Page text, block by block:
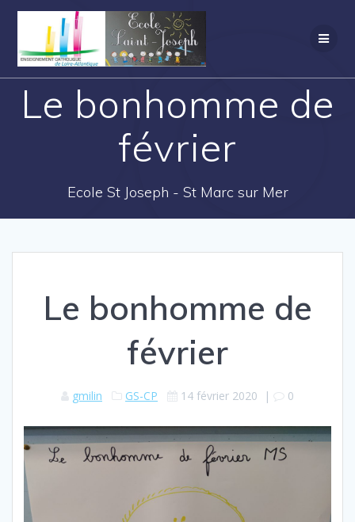
Le bonhomme de
février
Ecole St Joseph - St Marc sur Mer
Le bonhomme de
février
gmilin GS-CP 14 février 2020 | 0